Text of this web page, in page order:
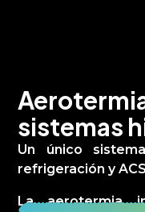
sistemas
Un único
refrigeración y
La aerotermia